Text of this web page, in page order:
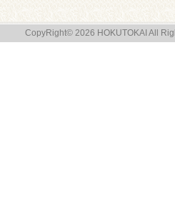
CopyRight© 2026 HOKUTOKAI All